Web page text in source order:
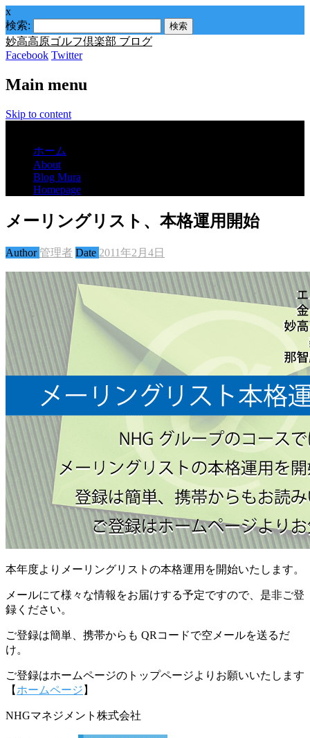
x
検索:
妙高高原ゴルフ倶楽部 ブログ
Facebook Twitter
Main menu
Skip to content
ホーム
About
Blog Mura
Homepage
メーリングリスト、本格運用開始
Author 管理者 Date 2011年2月4日
本年度よりメーリングリストの本格運用を開始いたします。
メールにて様々な情報をお届けする予定ですので、是非ご登
録ください。
ご登録は簡単、携帯からも QRコードで空メールを送るだ
け。
ご登録はホームページのトップページよりお願いいたします
【 ホームページ 】
NHGマネジメント株式会社